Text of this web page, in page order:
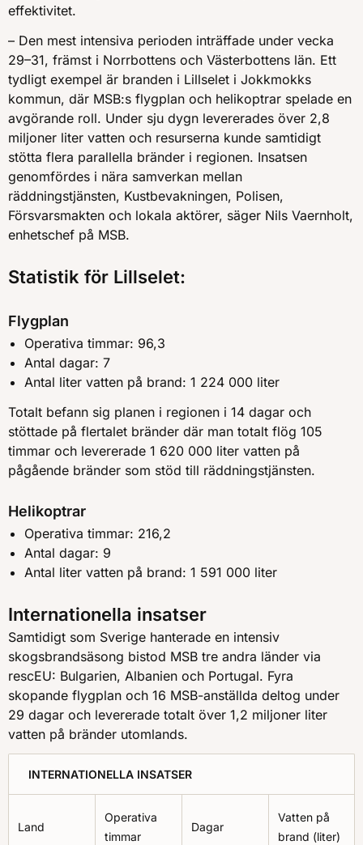
effektivitet.
– Den mest intensiva perioden inträffade under vecka
29–31, främst i Norrbottens och Västerbottens län. Ett
tydligt exempel är branden i Lillselet i Jokkmokks
kommun, där MSB:s flygplan och helikoptrar spelade en
avgörande roll. Under sju dygn levererades över 2,8
miljoner liter vatten och resurserna kunde samtidigt
stötta flera parallella bränder i regionen. Insatsen
genomfördes i nära samverkan mellan
räddningstjänsten, Kustbevakningen, Polisen,
Försvarsmakten och lokala aktörer, säger Nils Vaernholt,
enhetschef på MSB.
Statistik för Lillselet:
Flygplan
Operativa timmar: 96,3
Antal dagar: 7
Antal liter vatten på brand: 1 224 000 liter
Totalt befann sig planen i regionen i 14 dagar och
stöttade på flertalet bränder där man totalt flög 105
timmar och levererade 1 620 000 liter vatten på
pågående bränder som stöd till räddningstjänsten.
Helikoptrar
Operativa timmar: 216,2
Antal dagar: 9
Antal liter vatten på brand: 1 591 000 liter
Internationella insatser
Samtidigt som Sverige hanterade en intensiv
skogsbrandsäsong bistod MSB tre andra länder via
rescEU: Bulgarien, Albanien och Portugal. Fyra
skopande flygplan och 16 MSB-anställda deltog under
29 dagar och levererade totalt över 1,2 miljoner liter
vatten på bränder utomlands.
INTERNATIONELLA INSATSER
Land
Operativa
timmar
Dagar
Vatten på
brand (liter)